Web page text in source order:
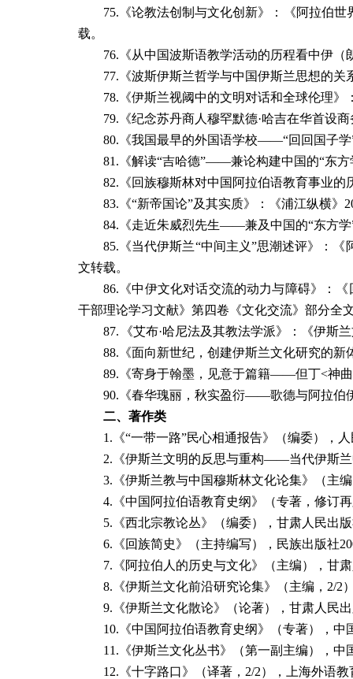
75. 《论教法创制与文化创新》：《阿拉伯世
载。
76. 《从中国波斯语教学活动的历程看中伊
77. 《波斯伊斯兰哲学与中国伊斯兰思想的
78. 《伊斯兰视阈中的文明对话和全球伦理》
79. 《纪念苏丹商人穆罕默德·哈吉在华首设
80. 《我国最早的外国语学校——“回回国子学
81. 《解读“吉哈德”——兼论构建中国的“东方
82. 《回族穆斯林对中国阿拉伯语教育事业
83. 《“新帝国论”及其实质》：《浦江纵横》
84. 《走近朱威烈先生——兼及中国的“东方学
85. 《当代伊斯兰“中间主义”思潮述评》：《
文转载。
86. 《中伊文化对话交流的动力与障碍》：
干部理论学习文献》第四卷《文化交流》部分全
87.
《艾布·哈尼法及其教法学派》：《伊斯
88. 《面向新世纪，创建伊斯兰文化研究的
89. 《寄身于翰墨，见意于篇籍——但丁<神曲
90. 《春华瑰丽，秋实盈衍——歌德与阿拉伯
二、著作类
1. 《“一带一路”民心相通报告》（编委），
2. 《伊斯兰文明的反思与重构——当代伊斯
3. 《伊斯兰教与中国穆斯林文化论集》（主
4. 《中国阿拉伯语教育史纲》（专著，修订
5. 《西北宗教论丛》（编委），甘肃人民出
6. 《回族简史》（主持编写），民族出版社
7. 《阿拉伯人的历史与文化》（主编），甘
8. 《伊斯兰文化前沿研究论集》（主编， 2/2
9. 《伊斯兰文化散论》（论著），甘肃人民
10. 《中国阿拉伯语教育史纲》（专著），中
11. 《伊斯兰文化丛书》（第一副主编），中
12. 《十字路口》（译著， 2/2），上海外语教